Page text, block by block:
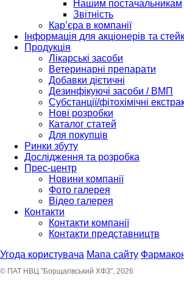
Нашим постачальникам
Звітність
Кар’єра в компанії
Інформація для акціонерів та
Продукція
Лікарські засоби
Ветеринарні препарати
Добавки дієтичні
Дезинфікуючі засоби / ВМП
Субстанції/фітохімічні
Нові розробки
Каталог статей
Для покупців
Ринки збуту
Дослідження та розробка
Прес-центр
Новини компанії
Фото галерея
Відео галерея
Контакти
Контакти компанії
Контакти представництв
Угода користувача Мапа сайту
© ПАТ НВЦ "Борщагівський ХФЗ", 2026